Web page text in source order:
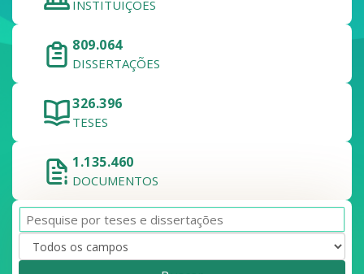
INSTITUIÇÕES
809.064
DISSERTAÇÕES
326.396
TESES
1.135.460
DOCUMENTOS